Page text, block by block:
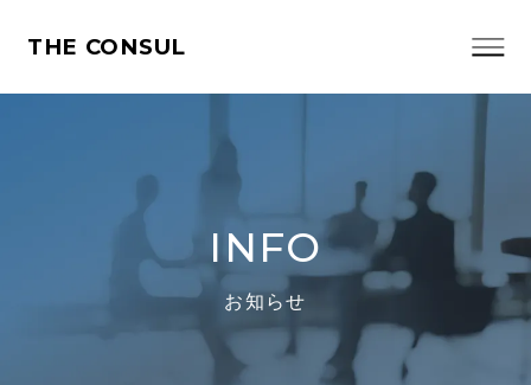
THE CONSUL
INFO
お知らせ